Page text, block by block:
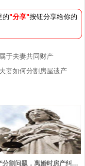
的"分享"按钮分享给你的
于夫妻共同财产
妻如何分割房屋遗产
离婚房产分割问题，离婚时房产纠纷如何解决？